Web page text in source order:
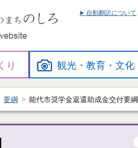
自動翻訳について
り 観光・教育・文化
要綱 能代市奨学金返還助成金交付要綱